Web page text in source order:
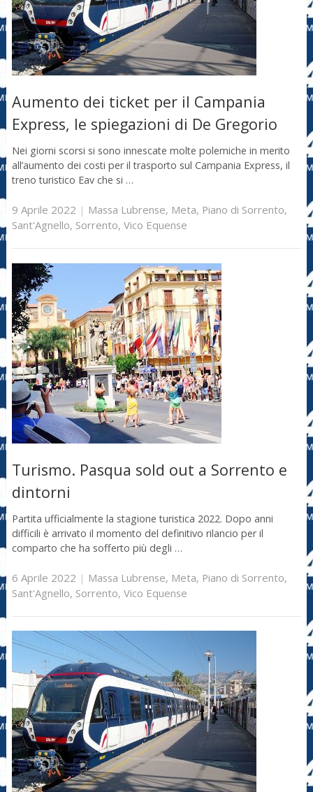
Aumento dei ticket per il Campania
Express, le spiegazioni di De Gregorio
Nei giorni scorsi si sono innescate molte polemiche in merito
all’aumento dei costi per il trasporto sul Campania Express, il
treno turistico Eav che si …
9 Aprile 2022 | Massa Lubrense, Meta, Piano di Sorrento,
Sant'Agnello, Sorrento, Vico Equense
Turismo. Pasqua sold out a Sorrento e
dintorni
Partita ufficialmente la stagione turistica 2022. Dopo anni
difficili è arrivato il momento del definitivo rilancio per il
comparto che ha sofferto più degli …
6 Aprile 2022 | Massa Lubrense, Meta, Piano di Sorrento,
Sant'Agnello, Sorrento, Vico Equense